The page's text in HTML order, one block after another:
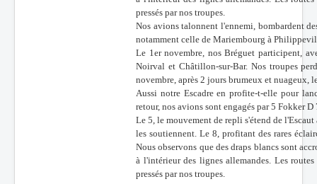
pressés par nos troupes.
Nos avions talonnent l'ennemi, bombardent
notamment celle de Mariembourg à
Le 1er novembre, nos Bréguet participent,
Noirval et Châtillon-sur-Bar. Nos troupes
novembre, après 2 jours brumeux et nuageux,
Aussi notre Escadre en profite-t-elle pour
retour, nos avions sont engagés par 5 Fokker
Le 5, le mouvement de repli s'étend de
les soutiennent. Le 8, profitant des rares
Nous observons que des draps blancs sont
à l'intérieur des lignes allemandes. Les
pressés par nos troupes.